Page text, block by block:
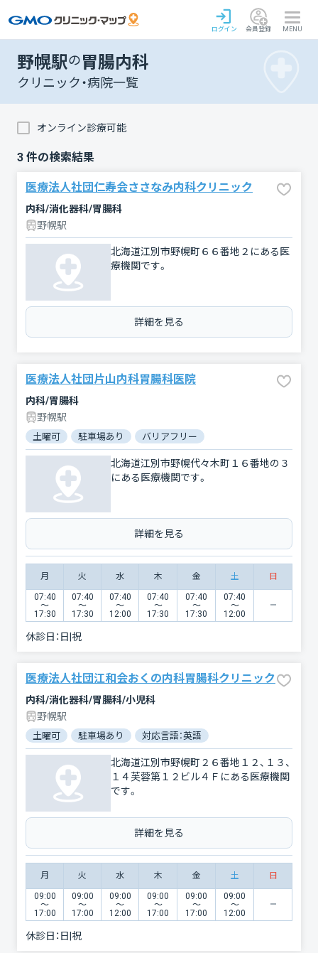
ログイン 会員登録 MENU
野幌駅の胃腸内科
クリニック・病院一覧
オンライン診療可能
3 件の検索結果
医療法人社団仁寿会ささなみ内科クリニック
内科/消化器科/胃腸科
野幌駅
北海道江別市野幌町６６番地２にある医
療機関です。
詳細を見る
医療法人社団片山内科胃腸科医院
内科/胃腸科
野幌駅
土曜可 駐車場あり バリアフリー
北海道江別市野幌代々木町１６番地の３
にある医療機関です。
詳細を見る
月 火 水 木 金 土 日
07:40
〜
17:30
07:40
〜
17:30
07:40
〜
12:00
07:40
〜
17:30
07:40
〜
17:30
07:40
〜
12:00
休診日： 日|祝
医療法人社団江和会おくの内科胃腸科クリニック
内科/消化器科/胃腸科/小児科
野幌駅
土曜可 駐車場あり 対応言語：英語
北海道江別市野幌町２６番地１２、１３、
１４芙蓉第１２ビル４Ｆにある医療機関
です。
詳細を見る
月 火 水 木 金 土 日
09:00
〜
17:00
09:00
〜
17:00
09:00
〜
12:00
09:00
〜
17:00
09:00
〜
17:00
09:00
〜
12:00
休診日： 日|祝